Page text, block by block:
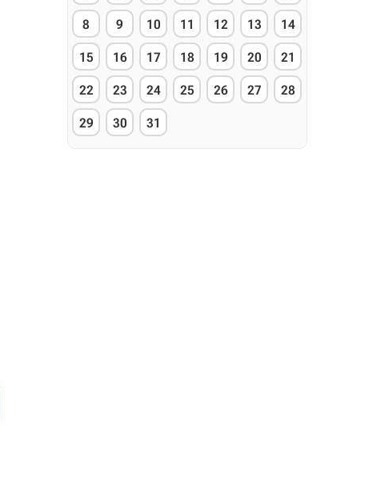
8 9 10 11 12 13 14
15 16 17 18 19 20 21
22 23 24 25 26 27 28
29 30 31